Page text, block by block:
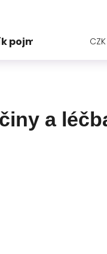
pojmů CZK
a